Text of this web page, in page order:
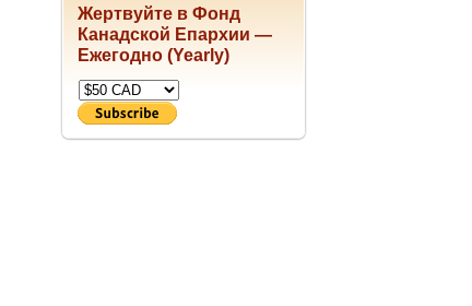
Жертвуйте в Фонд
Канадской Епархии —
Ежегодно (Yearly)